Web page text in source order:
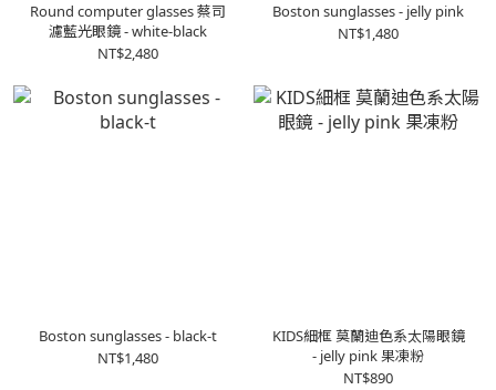
Round computer glasses 蔡司
濾藍光眼鏡 - white-black
NT$2,480
Boston sunglasses - jelly pink
NT$1,480
Boston sunglasses - black-t
NT$1,480
KIDS細框 莫蘭迪色系太陽眼鏡
- jelly pink 果凍粉
NT$890